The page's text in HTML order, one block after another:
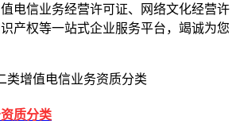
电信业务经营许可证、网络文化经营许
产权等一站式企业服务平台，竭诚为您
质分类